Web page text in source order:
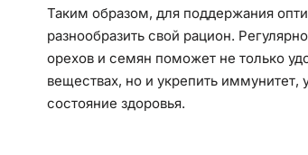
Таким образом, для поддержания
разнообразить свой рацион.
орехов и семян поможет не только
веществах, но и укрепить
состояние здоровья.